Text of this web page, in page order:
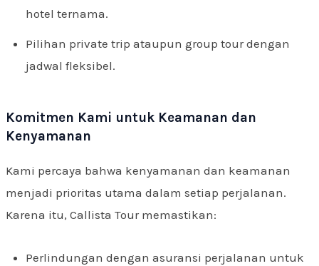
hotel ternama.
Pilihan private trip ataupun group tour dengan
jadwal fleksibel.
Komitmen Kami untuk Keamanan dan
Kenyamanan
Kami percaya bahwa kenyamanan dan keamanan
menjadi prioritas utama dalam setiap perjalanan.
Karena itu, Callista Tour memastikan:
Perlindungan dengan asuransi perjalanan untuk